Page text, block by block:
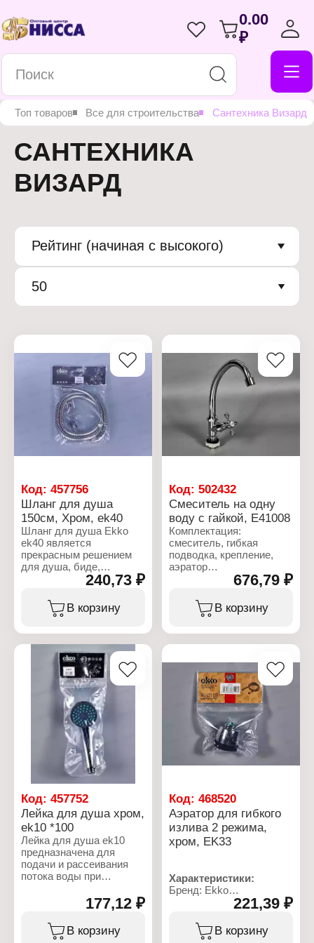
0.00
₽
Топ товаров Все для строительства Сантехника Визард
САНТЕХНИКА
ВИЗАРД
Рейтинг (начиная с высокого)
50
Код: 457756
Шланг для душа
150см, Хром, ek40
Шланг для душа Ekko
ek40 является
прекрасным решением
для душа, биде,
сантехники. Шланг имеет
стандартрую и самую
удобную длину 1,5 м и
очень хорошо
Характеристики:
Бренд: Ekko
Артикул: ek40
Тип товара: Шланг
Назначение: для душа
Длина: 150 см
Цвет: хром
Особенность: двойная
Тип крепления: на гайку
240,73 ₽
В корзину
Код:502432
Смеситель на одну
воду с гайкой, E41008
Комплектация:
смеситель, гибкая
подводка, крепление,
аэратор
Бренд: Ekko
Артикул: E41008
Запорный клапан:
керамическая кран-букса
Высота смесителя: 231
Способ монтажа: на
раковину
Цвет: хром
Материал: силумин
Длина излива: 134 мм
Стандарт подводки: 1/2"
подводка
Тип излива: поворотный
676,79 ₽
В корзину
Код: 457752
Лейка для душа хром,
ek10 *100
Лейка для душа ek10
предназначена для
подачи и рассеивания
потока воды при
Изготовлена из ABS-
хромированной
поверхностью, имеет
177,12 ₽
В корзину
Код:468520
Аэратор для гибкого
излива 2 режима,
хром, EK33
Характеристики:
Бренд: Ekko
Артикул: EK33
Тип товара: Аэратор
Назначение: для гибкого
излива
221,39 ₽
В корзину